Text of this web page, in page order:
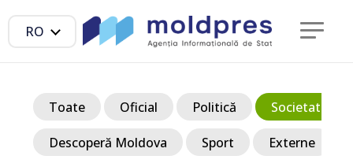
RO
Toate Oficial Politică Societate
Descoperă Moldova Sport Externe